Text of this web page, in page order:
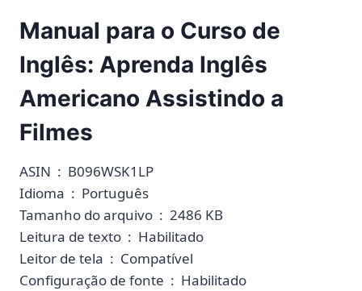
Manual para o Curso de
Inglês: Aprenda Inglês
Americano Assistindo a
Filmes
ASIN ‏ : ‎ B096WSK1LP
Idioma ‏ : ‎ Português
Tamanho do arquivo ‏ : ‎ 2486 KB
Leitura de texto ‏ : ‎ Habilitado
Leitor de tela ‏ : ‎ Compatível
Configuração de fonte ‏ : ‎ Habilitado